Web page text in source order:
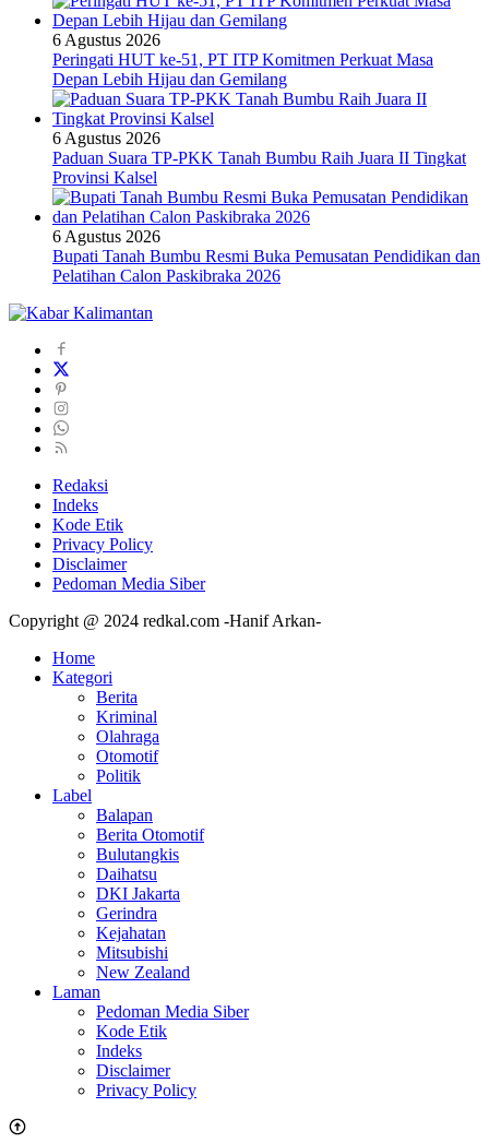
6 Agustus 2026
Peringati HUT ke-51, PT ITP Komitmen Perkuat Masa
Depan Lebih Hijau dan Gemilang
6 Agustus 2026
Paduan Suara TP-PKK Tanah Bumbu Raih Juara II Tingkat
Provinsi Kalsel
6 Agustus 2026
Bupati Tanah Bumbu Resmi Buka Pemusatan Pendidikan dan
Pelatihan Calon Paskibraka 2026
Redaksi
Indeks
Kode Etik
Privacy Policy
Disclaimer
Pedoman Media Siber
Copyright @ 2024 redkal.com -Hanif Arkan-
Home
Kategori
Berita
Kriminal
Olahraga
Otomotif
Politik
Label
Balapan
Berita Otomotif
Bulutangkis
Daihatsu
DKI Jakarta
Gerindra
Kejahatan
Mitsubishi
New Zealand
Laman
Pedoman Media Siber
Kode Etik
Indeks
Disclaimer
Privacy Policy